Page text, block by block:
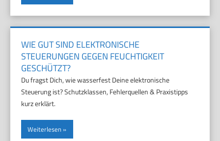
WIE GUT SIND ELEKTRONISCHE
STEUERUNGEN GEGEN FEUCHTIGKEIT
GESCHÜTZT?
Du fragst Dich, wie wasserfest Deine elektronische
Steuerung ist? Schutzklassen, Fehlerquellen & Praxistipps
kurz erklärt.
Weiterlesen